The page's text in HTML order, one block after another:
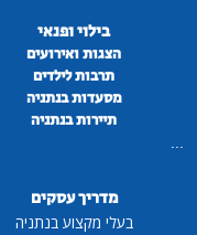
בילוי ופנאי
הצגות ואירועים
תרבות לילדים
מסעדות בנתניה
תיירות בנתניה
...
מדריך עסקים
בעלי מקצוע בנתניה